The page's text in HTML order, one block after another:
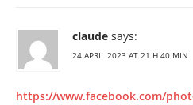
claude says:
24 APRIL 2023 AT 21 H 40 MIN
https://www.facebook.com/